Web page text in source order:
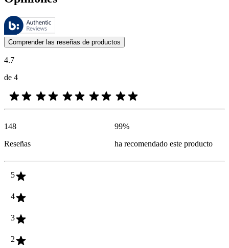
Estas reseñas las gestiona Bazaarvoice y cumplen con la política de
Las opiniones de los clientes en forma de reseñas de productos y
Comprender las reseñas de productos
4.7
de 4
148
Reseñas
99%
ha recomendado este producto
5
4
3
2